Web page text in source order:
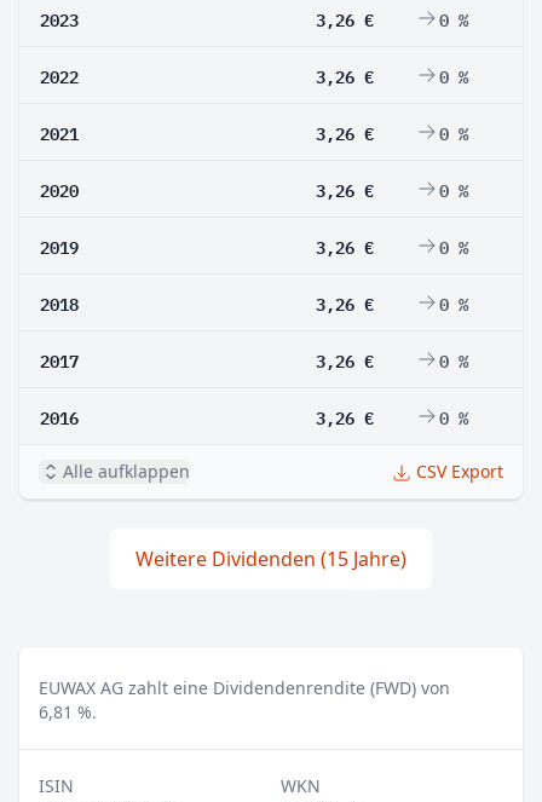
2023 3,26 € 0 %
2022 3,26 € 0 %
2021 3,26 € 0 %
2020 3,26 € 0 %
2019 3,26 € 0 %
2018 3,26 € 0 %
2017 3,26 € 0 %
2016 3,26 € 0 %
Alle aufklappen CSV Export
Weitere Dividenden (15 Jahre)
EUWAX AG zahlt eine Dividendenrendite (FWD) von
6,81 %.
ISIN
WKN